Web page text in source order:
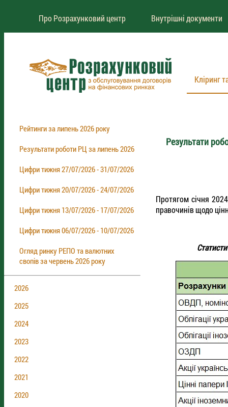
Про Розрахунковий центр Внутрішні документи
Кліринг
Рейтинги за липень 2026 року
Результати роботи РЦ за липень 2026
Цифри тижня 27/07/2026 - 31/07/2026
Цифри тижня 20/07/2026 - 24/07/2026
Цифри тижня 13/07/2026 - 17/07/2026
Цифри тижня 06/07/2026 - 10/07/2026
Огляд ринку РЕПО та валютних
свопів за червень 2026 року
2026
2025
2024
2023
2022
2021
2020
Результати
Протягом січня
правочинів щодо